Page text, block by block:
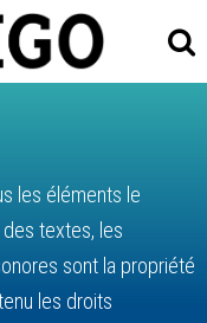
les éléments le
textes, les
sont la propriété
les droits